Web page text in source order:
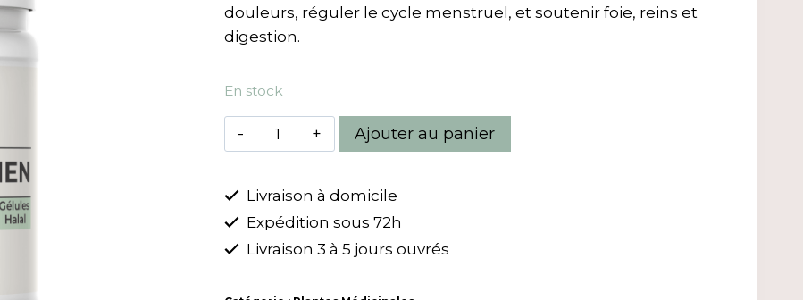
douleurs, réguler le cycle menstruel, et soutenir foie, reins et
digestion.
En stock
quantité
de
de
Costus
Indien
Médecine
Ajouter au panier
Livraison à domicile
Expédition sous 72h
Livraison 3 à 5 jours ouvrés